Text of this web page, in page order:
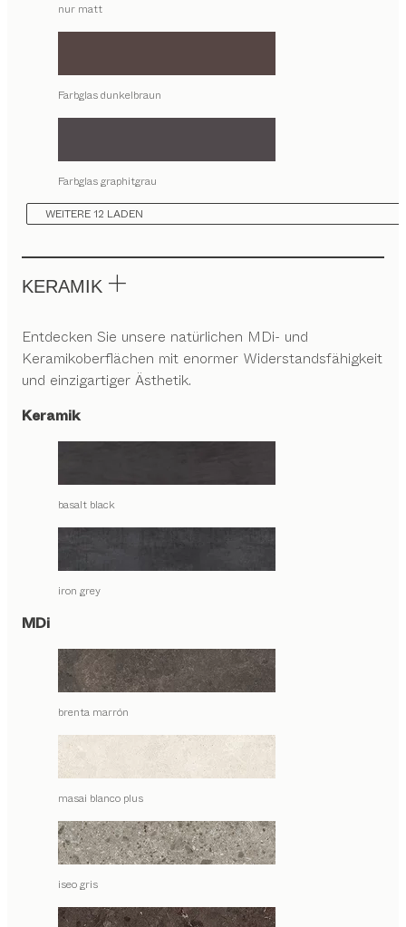
nur matt
Farbglas dunkelbraun
Farbglas graphitgrau
WEITERE 12 LADEN
KERAMIK
Entdecken Sie unsere natürlichen MDi- und
Keramikoberflächen mit enormer Widerstandsfähigkeit
und einzigartiger Ästhetik.
Keramik
basalt black
iron grey
MDi
brenta marrón
masai blanco plus
iseo gris